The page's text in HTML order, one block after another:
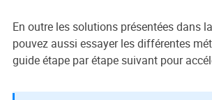
En outre les solutions présentées dans
pouvez aussi essayer les différentes
guide étape par étape suivant pour